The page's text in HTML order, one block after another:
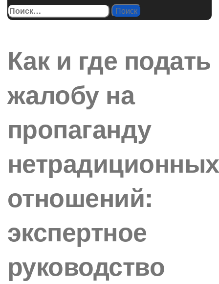
Найти:
Как и где подать
жалобу на
пропаганду
нетрадиционных
отношений:
экспертное
руководство